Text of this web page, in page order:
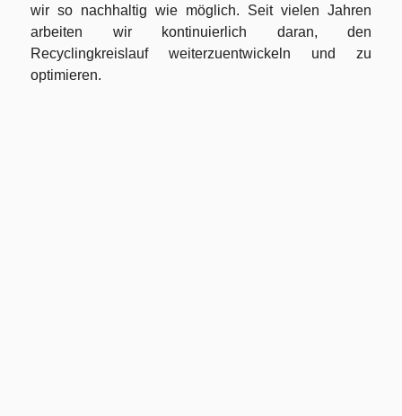
wir so nachhaltig wie möglich. Seit vielen Jahren
arbeiten wir kontinuierlich daran, den
Recyclingkreislauf weiterzuentwickeln und zu
optimieren.